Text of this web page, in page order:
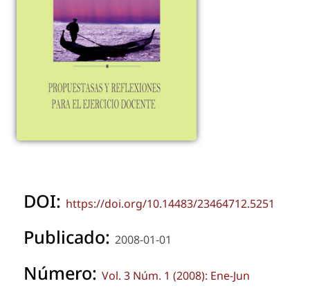
DOI: https://doi.org/10.14483/23464712.5251
Publicado: 2008-01-01
Número: Vol. 3 Núm. 1 (2008): Ene-Jun